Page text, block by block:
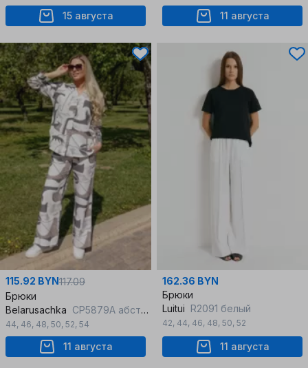
15 августа 11 августа
115.92 BYN117.09
Брюки
Belarusachka СР5879А абстракция
44, 46, 48, 50, 52, 54
11 августа
162.36 BYN
Брюки
Luitui R2091 белый
42, 44, 46, 48, 50, 52
11 августа